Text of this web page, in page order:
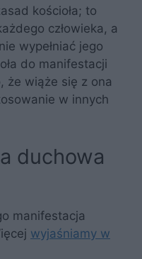
kościoła; to
człowieka, a
wypełniać jego
do manifestacji
że wiąże się z ona
w innych
duchowa
manifestacja
wyjaśniamy w